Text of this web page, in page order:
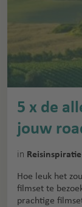
5 x de
jouw
in Reisinspiratie
Hoe leuk het
filmset te
prachtige